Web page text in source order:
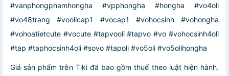
#vanphongphamhongha #vpphongha #hongha #vo4oli
#vo48trang #voolicap1 #vocap1 #vohocsinh #vohongha
#vohoatietcute #vocute #tapvooli #tapvo #vo #vohocsinh4oli
#tap #taphocsinh4oli #sovo #tapoli #vo5oli #vo5olihongha
Giá sản phẩm trên Tiki đã bao gồm thuế theo luật hiện hành.